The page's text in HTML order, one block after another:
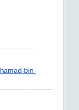
hamad-bin-